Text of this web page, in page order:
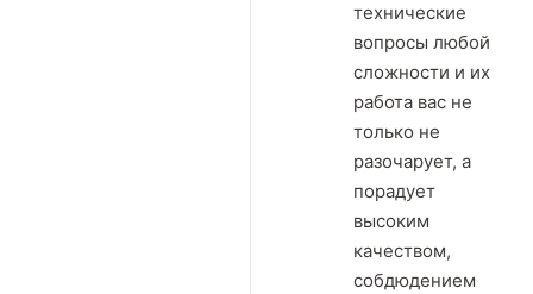
технические
вопросы любой
сложности и их
работа вас не
только не
разочарует, а
порадует
высоким
качеством,
собдюдением